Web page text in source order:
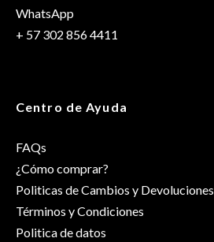
WhatsApp
+ 57 302 856 4411
Centro de Ayuda
FAQs
¿Cómo comprar?
Politicas de Cambios y Devoluciones
Términos y Condiciones
Politica de datos